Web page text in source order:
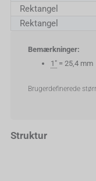
Rektangel
Rektangel
Bemærkninger:
1" = 25,4 mm
Brugerdefinerede
Struktur